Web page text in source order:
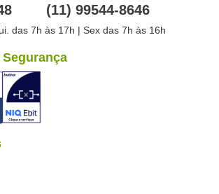
(11) 99544-8646
das 7h às 17h | Sex das 7h às 16h